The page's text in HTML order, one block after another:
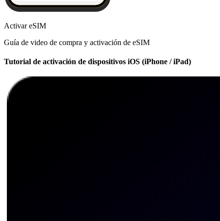
Activar eSIM
Guía de video de compra y activación de eSIM
Tutorial de activación de dispositivos iOS (iPhone / iPad)